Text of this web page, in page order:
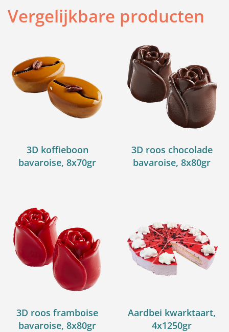
Vergelijkbare producten
3D koffieboon
bavaroise, 8x70gr
3D roos chocolade
bavaroise, 8x80gr
3D roos framboise
bavaroise, 8x80gr
Aardbei kwarktaart,
4x1250gr